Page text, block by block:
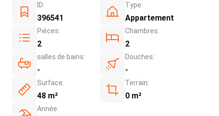
ID:
396541
Type:
Appartement
Pièces:
2
Chambres:
2
salles de bains:
-
Douches:
-
Surface:
48 m²
Terrain:
0 m²
Année: